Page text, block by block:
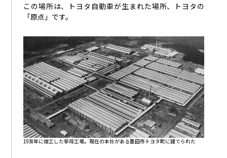
この場所は、トヨタ自動車が生まれた場所、トヨタの
「原点」です。
1938年に竣工した挙母工場。現在の本社がある豊田市トヨタ町に建てられた